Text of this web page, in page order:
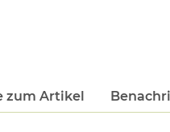
zum Artikel